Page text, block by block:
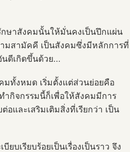
กษาสังคมนั้นให้มั่นคงเป็นปึกแผ่น
มสามัคคี เป็นสังคมซึ่งมีหลักการที่
ดีเกิดขึ้นด้วย...
ทั้งหมด เริ่มตั้งแต่ส่วนย่อยคือ
ำกิจกรรมนี้ก็เพื่อให้สังคมมีการ
และเสริมเติมสิ่งที่เรียกว่า เป็น
บเรียบร้อยเป็นเรื่องเป็นราว จึง